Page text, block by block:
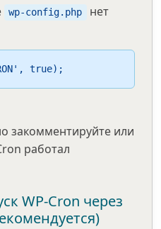
wp-config.php
нет
true);
закомментируйте или
работал
WP-Cron через